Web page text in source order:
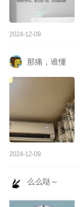
2024-12-09
那痛，谁懂
2024-12-09
么么哒～